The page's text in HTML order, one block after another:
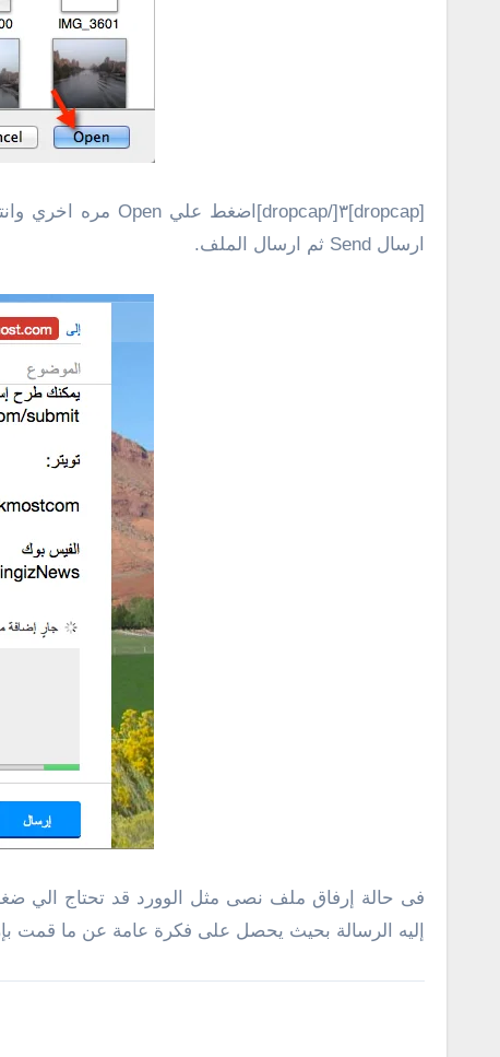
ارسال Send ثم ارسال الملف.
فى حالة إرفاق ملف نصى مثل الوورد قد تحتاج الي
إليه الرسالة بحيث يحصل على فكرة عامة عن ما قمت